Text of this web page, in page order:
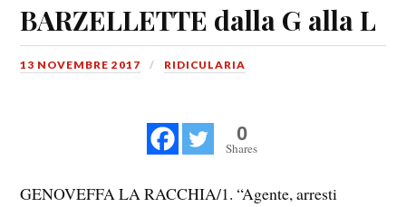
BARZELLETTE dalla G alla L
13 NOVEMBRE 2017 RIDICULARIA
0
Shares
GENOVEFFA LA RACCHIA/1. “Agente, arresti